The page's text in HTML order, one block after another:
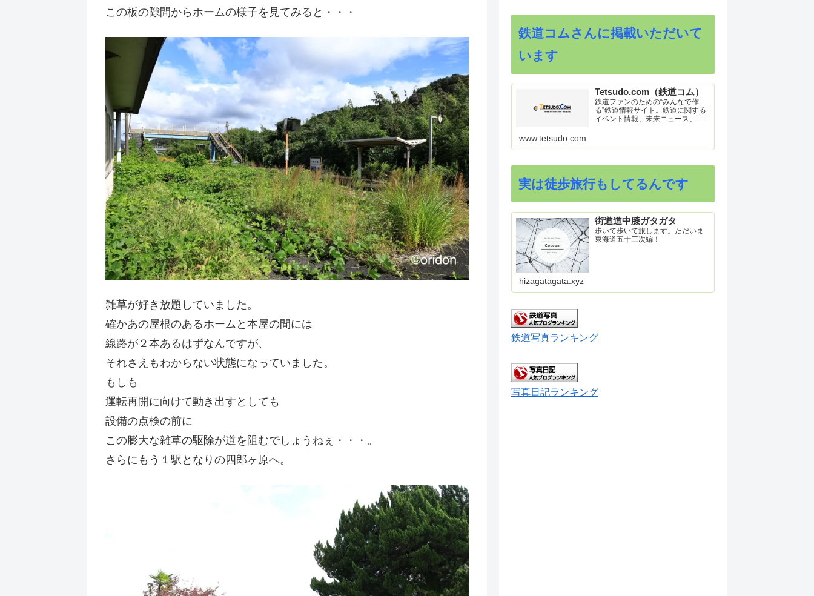
この板の隙間からホームの様子を見てみると・・・
雑草が好き放題していました。
確かあの屋根のあるホームと本屋の間には
線路が２本あるはずなんですが、
それさえもわからない状態になっていました。
もしも
運転再開に向けて動き出すとしても
設備の点検の前に
この膨大な雑草の駆除が道を阻むでしょうねぇ・・・。
さらにもう１駅となりの四郎ヶ原へ。
鉄道コムさんに掲載いただいて
います
Tetsudo.com（鉄道コム）
鉄道ファンのための“みんなで作
る”鉄道情報サイト。鉄道に関する
イベント情報、未来ニュース、車
ク集や、参加型ゲーム「駅つなゲ
www.tetsudo.com
実は徒歩旅行もしてるんです
街道道中膝ガタガタ
歩いて歩いて旅します。ただいま
東海道五十三次編！
hizagatagata.xyz
鉄道写真ランキング
写真日記ランキング